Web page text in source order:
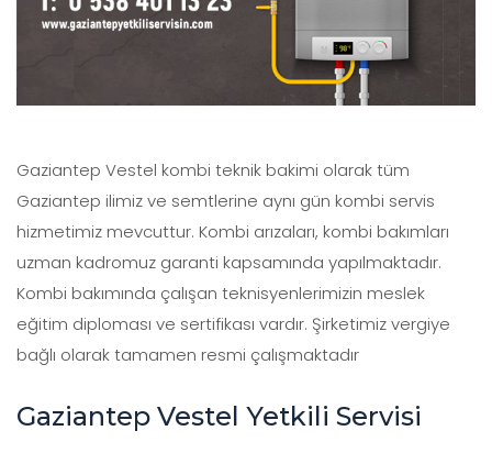
Gaziantep Vestel kombi teknik bakimi olarak tüm
Gaziantep ilimiz ve semtlerine aynı gün kombi servis
hizmetimiz mevcuttur. Kombi arızaları, kombi bakımları
uzman kadromuz garanti kapsamında yapılmaktadır.
Kombi bakımında çalışan teknisyenlerimizin meslek
eğitim diploması ve sertifikası vardır. Şirketimiz vergiye
bağlı olarak tamamen resmi çalışmaktadır
Gaziantep Vestel Yetkili Servisi